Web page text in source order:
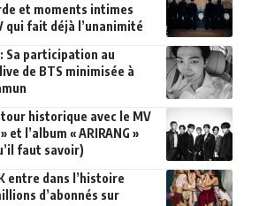
et moments intimes
qui fait déjà l’unanimité
Sa participation au
de BTS minimisée à
historique avec le MV
et l’album « ARIRANG »
faut savoir)
entre dans l’histoire
d’abonnés sur